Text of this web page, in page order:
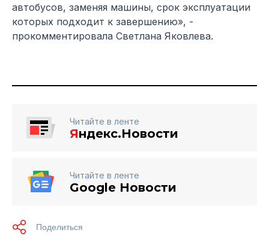
автобусов, заменяя машины, срок эксплуатации
которых подходит к завершению», -
прокомментировала Светлана Яковлева.
Читайте в ленте
Яндекс.Новости
Читайте в ленте
Google Новости